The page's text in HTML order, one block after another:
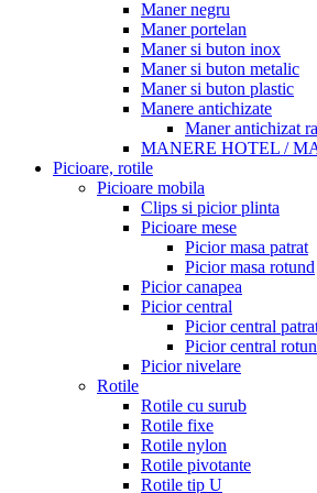
Maner negru
Maner portelan
Maner si buton inox
Maner si buton metalic
Maner si buton plastic
Manere antichizate
Maner antichizat
MANERE HOTEL /
Picioare, rotile
Picioare mobila
Clips si picior plinta
Picioare mese
Picior masa patrat
Picior masa rotund
Picior canapea
Picior central
Picior central
Picior central
Picior nivelare
Rotile
Rotile cu surub
Rotile fixe
Rotile nylon
Rotile pivotante
Rotile tip U